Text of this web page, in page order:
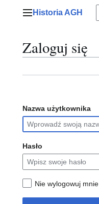
Menu główne
Historia AGH
Zaloguj się
Nazwa użytkownika
Hasło
Nie wylogowuj mnie